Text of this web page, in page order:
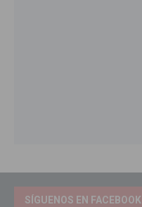
SÍGUENOS EN FACEBOOK